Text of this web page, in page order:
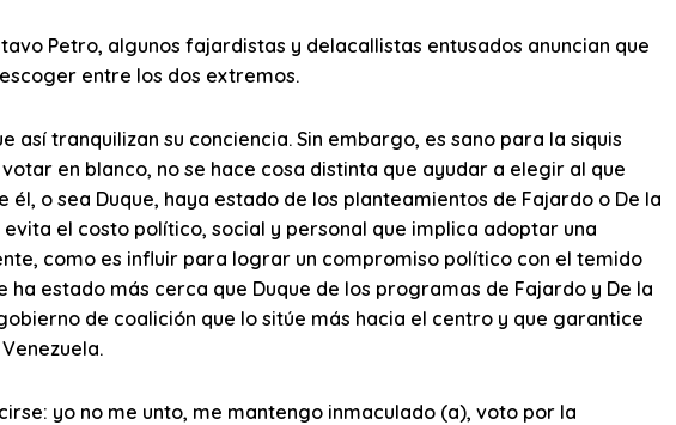
Petro, algunos fajardistas y delacallistas entusados anuncian que
entre los dos extremos.
así tranquilizan su conciencia. Sin embargo, es sano para la siquis
en blanco, no se hace cosa distinta que ayudar a elegir al que
o sea Duque, haya estado de los planteamientos de Fajardo o De la
evita el costo político, social y personal que implica adoptar una
como es influir para lograr un compromiso político con el temido
ha estado más cerca que Duque de los programas de Fajardo y De la
de coalición que lo sitúe más hacia el centro y que garantice
yo no me unto, me mantengo inmaculado (a), voto por la